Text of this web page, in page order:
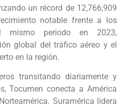
un récord de 12,766,909
notable frente a los
mismo periodo en 2023,
global del tráfico aéreo y el
en la región.
transitando diariamente y
Tocumen conecta a América
Suramérica lidera